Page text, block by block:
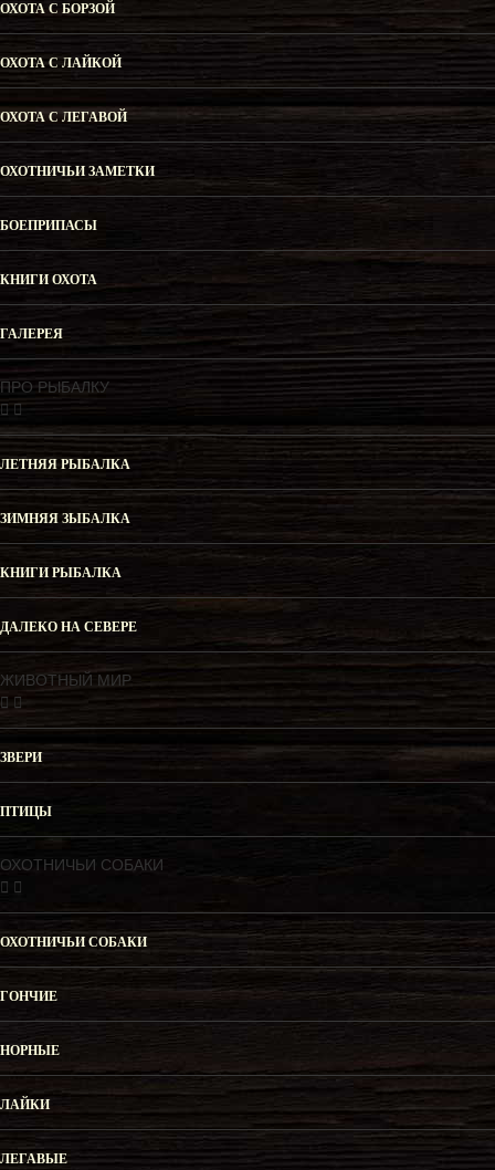
ОХОТА С БОРЗОЙ
ОХОТА С ЛАЙКОЙ
ОХОТА С ЛЕГАВОЙ
ОХОТНИЧЬИ ЗАМЕТКИ
БОЕПРИПАСЫ
КНИГИ ОХОТА
ГАЛЕРЕЯ
ПРО РЫБАЛКУ
ЛЕТНЯЯ РЫБАЛКА
ЗИМНЯЯ ЗЫБАЛКА
КНИГИ РЫБАЛКА
ДАЛЕКО НА СЕВЕРЕ
ЖИВОТНЫЙ МИР
ЗВЕРИ
ПТИЦЫ
ОХОТНИЧЬИ СОБАКИ
ОХОТНИЧЬИ СОБАКИ
ГОНЧИЕ
НОРНЫЕ
ЛАЙКИ
ЛЕГАВЫЕ